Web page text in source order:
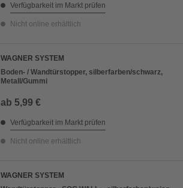
Verfügbarkeit im Markt prüfen
Nicht online erhältlich
WAGNER SYSTEM
Boden- / Wandtürstopper, silberfarben/schwarz,
Metall/Gummi
ab 5,99 €
Verfügbarkeit im Markt prüfen
Nicht online erhältlich
WAGNER SYSTEM